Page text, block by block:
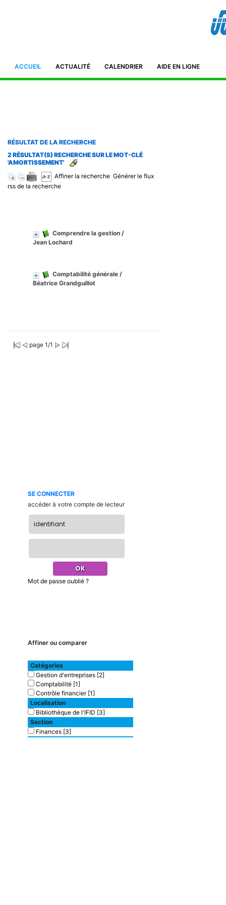
RÉSULTAT DE LA RECHERCHE
2 RÉSULTAT(S) RECHERCHE SUR LE MOT-CLÉ
'AMORTISSEMENT'
Affiner la recherche Générer le flux
rss de la recherche
Comprendre la gestion /
Jean Lochard
Comptabilité générale /
Béatrice Grandguillot
page 1/1
ACCUEIL ACTUALITÉ CALENDRIER AIDE EN LIGNE
SE CONNECTER
accéder à votre compte de lecteur
Mot de passe oublié ?
Affiner ou comparer
Catégories
Gestion d'entreprises [2]
Comptabilité [1]
Contrôle financier [1]
Localisation
Bibliothèque de l'IFID [3]
Section
Finances [3]